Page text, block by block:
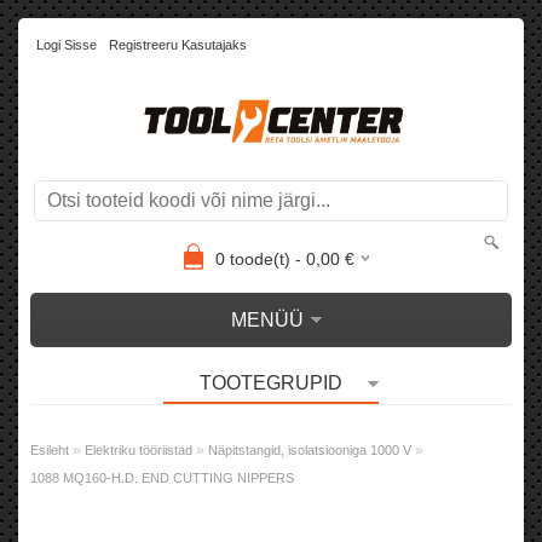
Logi Sisse Registreeru Kasutajaks
0toode(t) - 0,00€
MENÜÜ
TOOTEGRUPID
Esileht » Elektriku tööriistad » Näpitstangid, isolatsiooniga 1000 V »
1088 MQ160-H.D. END CUTTING NIPPERS